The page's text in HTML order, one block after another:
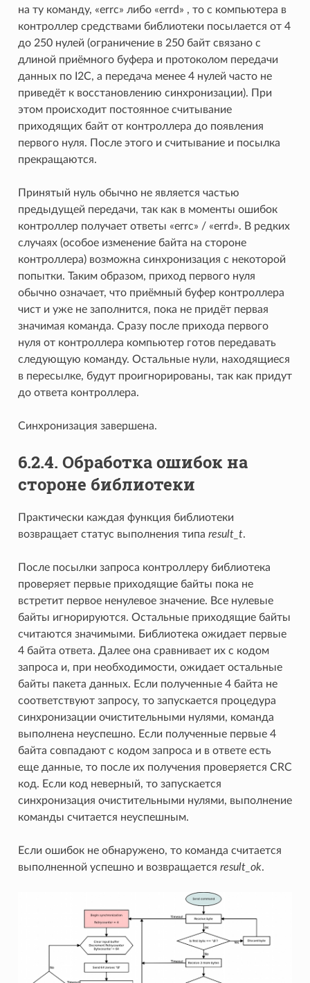
на ту команду, «errc» либо «errd» , то с компьютера в
контроллер средствами библиотеки посылается от 4
до 250 нулей (ограничение в 250 байт связано с
длиной приёмного буфера и протоколом передачи
данных по I2C, а передача менее 4 нулей часто не
приведёт к восстановлению синхронизации). При
этом происходит постоянное считывание
приходящих байт от контроллера до появления
первого нуля. После этого и считывание и посылка
прекращаются.
Принятый нуль обычно не является частью
предыдущей передачи, так как в моменты ошибок
контроллер получает ответы «errc» / «errd». В редких
случаях (особое изменение байта на стороне
контроллера) возможна синхронизация с некоторой
попытки. Таким образом, приход первого нуля
обычно означает, что приёмный буфер контроллера
чист и уже не заполнится, пока не придёт первая
значимая команда. Сразу после прихода первого
нуля от контроллера компьютер готов передавать
следующую команду. Остальные нули, находящиеся
в пересылке, будут проигнорированы, так как придут
до ответа контроллера.
Синхронизация завершена.
6.2.4. Обработка ошибок на
стороне библиотеки
Практически каждая функция библиотеки
возвращает статус выполнения типа result_t.
После посылки запроса контроллеру библиотека
проверяет первые приходящие байты пока не
встретит первое ненулевое значение. Все нулевые
байты игнорируются. Остальные приходящие байты
считаются значимыми. Библиотека ожидает первые
4 байта ответа. Далее она сравнивает их с кодом
запроса и, при необходимости, ожидает остальные
байты пакета данных. Если полученные 4 байта не
соответствуют запросу, то запускается процедура
синхронизации очистительными нулями, команда
выполнена неуспешно. Если полученные первые 4
байта совпадают с кодом запроса и в ответе есть
еще данные, то после их получения проверяется CRC
код. Если код неверный, то запускается
синхронизация очистительными нулями, выполнение
команды считается неуспешным.
Если ошибок не обнаружено, то команда считается
выполненной успешно и возвращается result_ok.